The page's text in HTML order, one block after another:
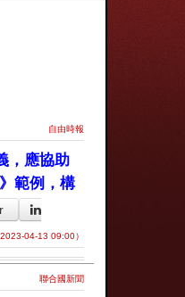
自由時報
，應協助
範例，構
04-13 09:00）
聯合國新聞